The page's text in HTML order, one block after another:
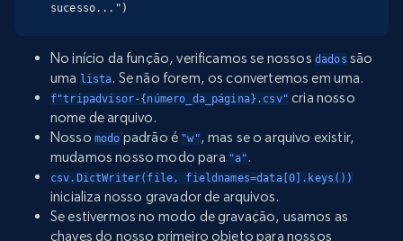
sucesso...")
No início da função, verificamos se nossos dados são
uma lista. Se não forem, os convertemos em uma.
f"tripadvisor-{número_da_página}.csv" cria nosso
nome de arquivo.
Nosso modo padrão é "w" , mas se o arquivo existir,
mudamos nosso modo para "a" .
csv.DictWriter(file, fieldnames=data[0].keys())
inicializa nosso gravador de arquivos.
Se estivermos no modo de gravação, usamos as
chaves do nosso primeiro objeto para nossos